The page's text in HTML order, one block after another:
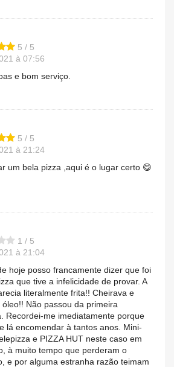
5 / 5
à 07:56
e bom serviço.
5 / 5
à 21:24
um bela pizza ,aqui é o lugar certo 😋
1 / 5
à 21:04
hoje posso francamente dizer que foi
que tive a infelicidade de provar. A
literalmente frita!! Cheirava e
óleo!! Não passou da primeira
Recordei-me imediatamente porque
lá encomendar à tantos anos. Mini-
e PIZZA HUT neste caso em
à muito tempo que perderam o
e por alguma estranha razão teimam